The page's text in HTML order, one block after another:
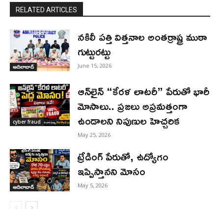
RELATED ARTICLES
ఆదిలాబాద్
నకిలీ పత్తి విత్తనాల అంతర్రాష్ట్ర ముఠా
గుట్టురట్టు
June 15, 2026
cyber fraud
ఆన్‌లైన్ “కేరళ లాటరీ” పేరుతో భారీ
మోసాలు.. ప్రజలు అప్రమత్తంగా
ఉండాలని నిపుణుల హెచ్చరిక
May 25, 2026
ఆదిలాబాద్
ట్రేడింగ్ పేరుతో, ఉద్యోగం
ఇప్పిస్తానని మోసం
May 5, 2026